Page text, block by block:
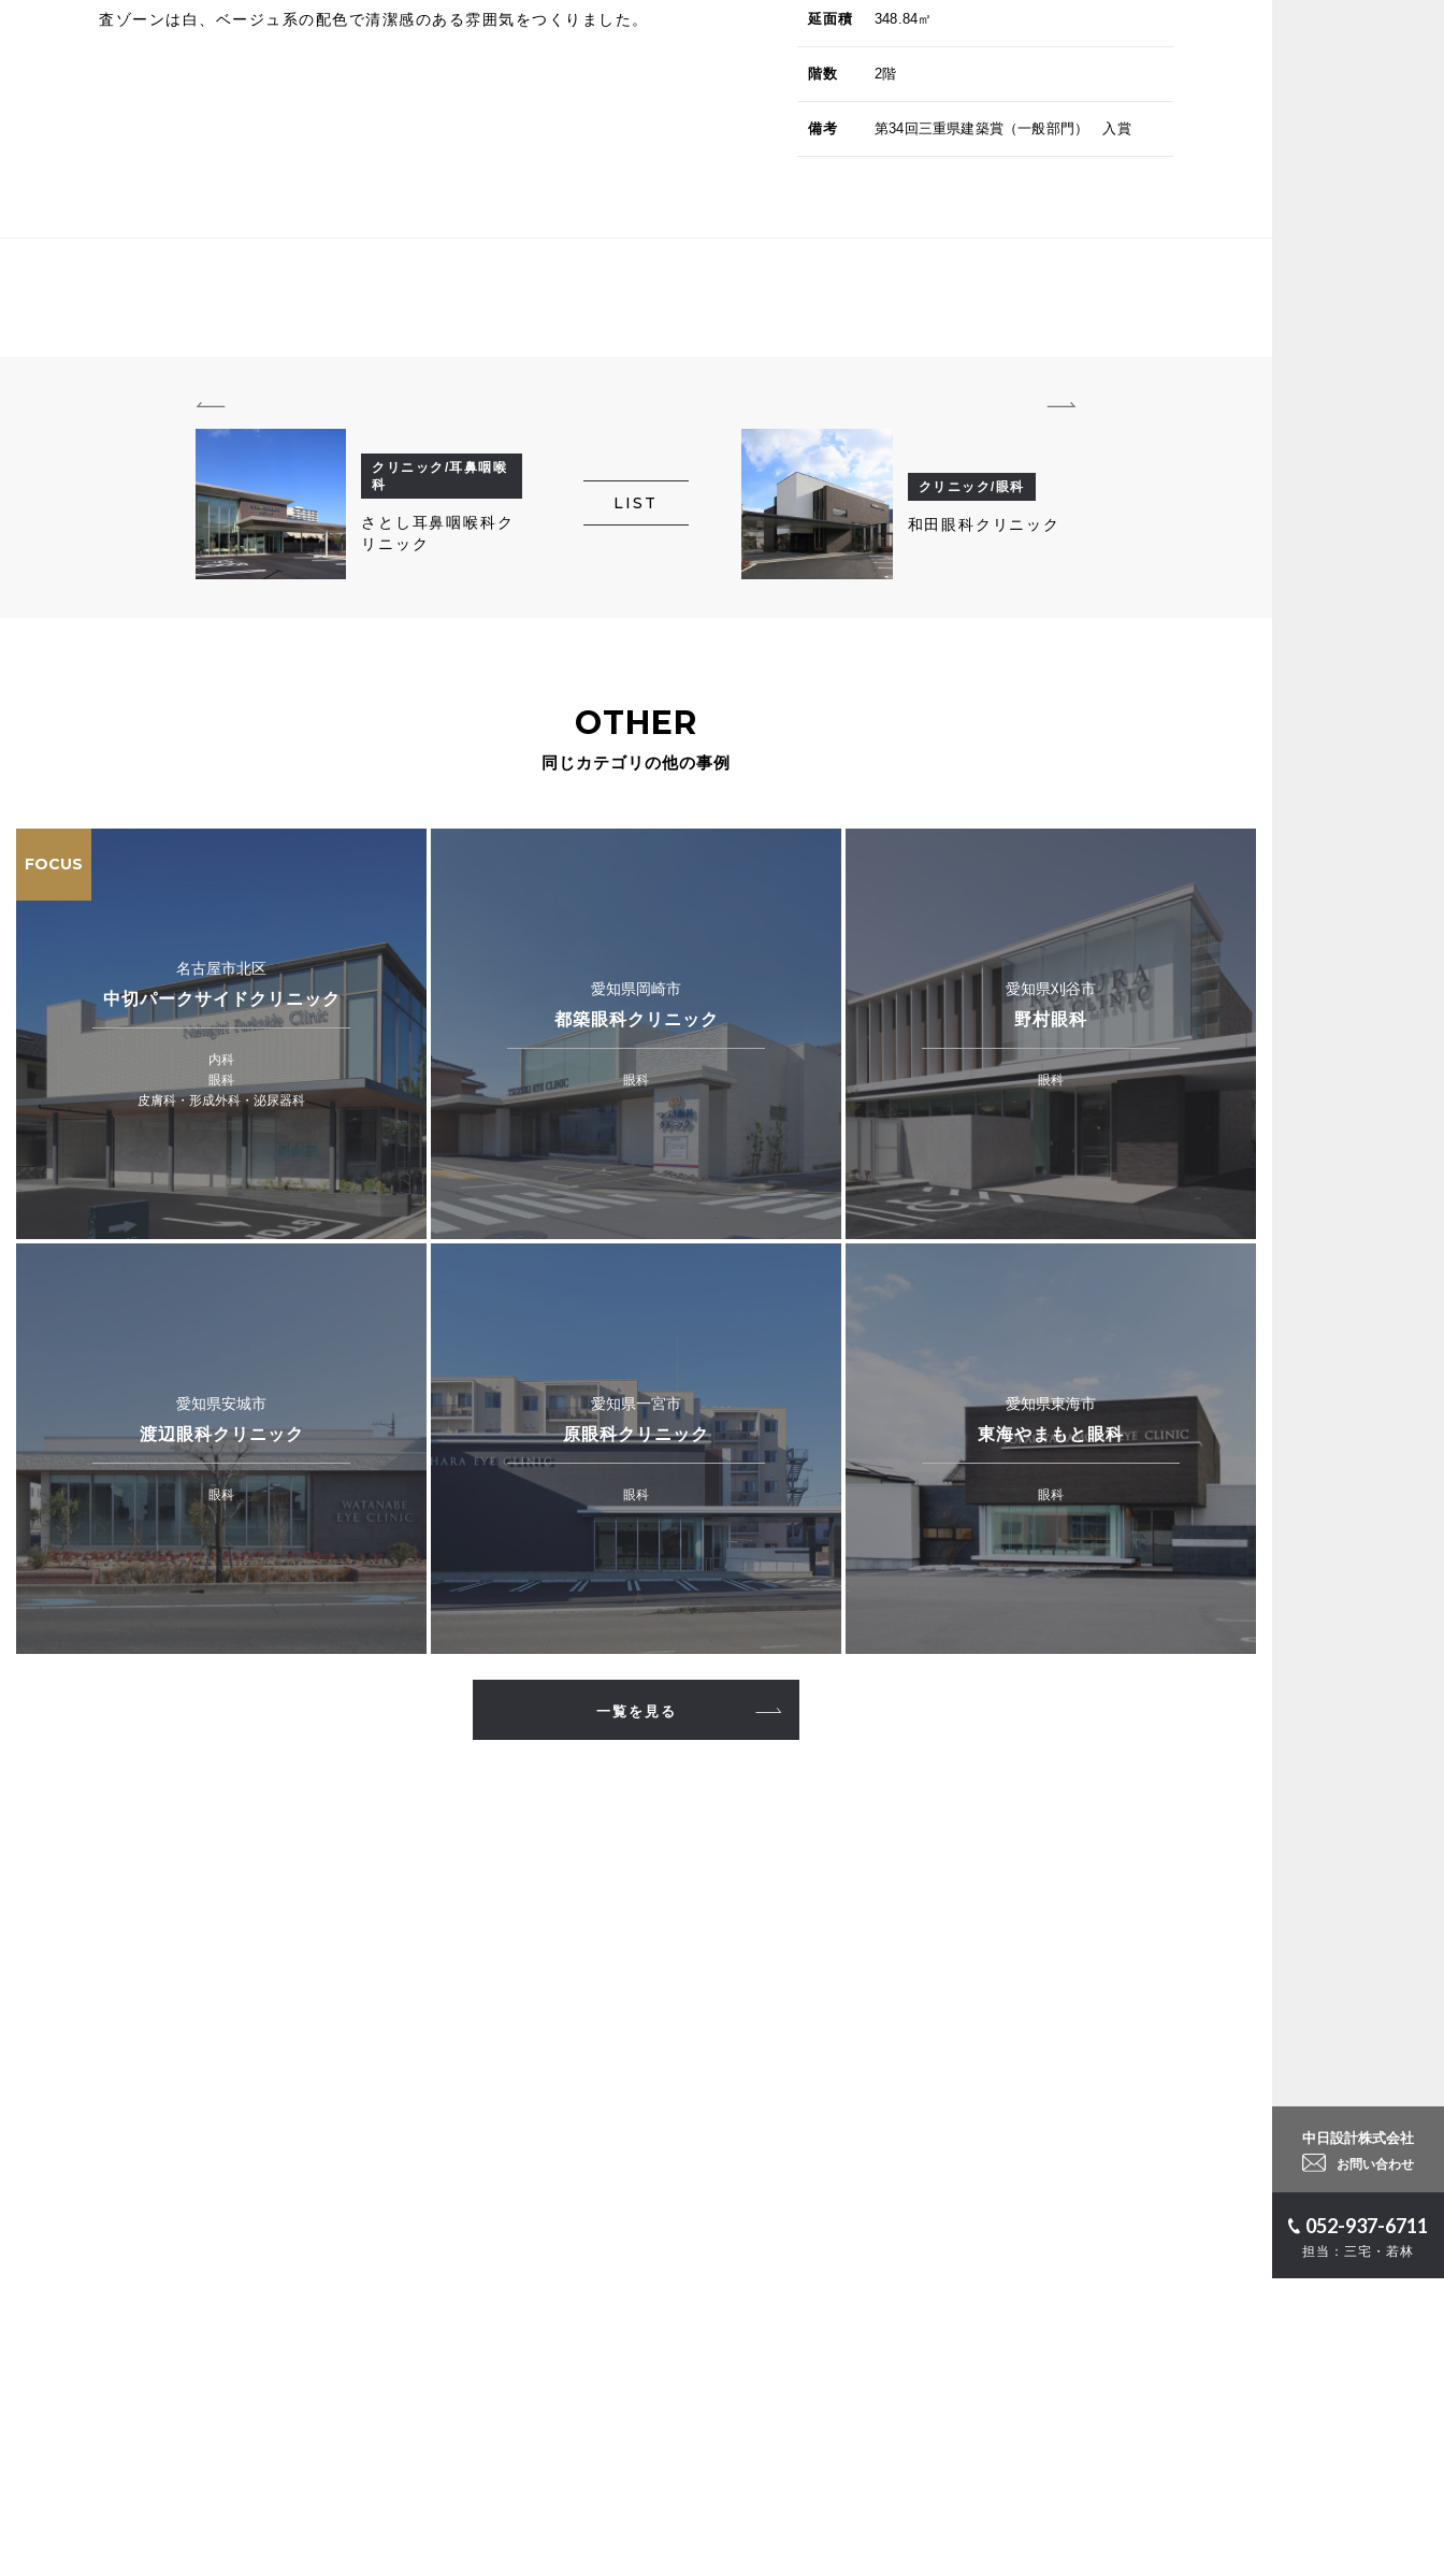
中日設計株式会社
お問い合わせ
052-937-6711
担当：三宅・若林
査ゾーンは白、ベージュ系の配色で清潔感のある雰囲気をつくりました。
延面積 348.84㎡
階数 2階
備考 第34回三重県建築賞（一般部門） 入賞
クリニック/耳鼻咽喉
科
さとし耳鼻咽喉科ク
リニック
LIST
クリニック/眼科
和田眼科クリニック
OTHER
同じカテゴリの他の事例
FOCUS
名古屋市北区
中切パークサイドクリニック
内科
眼科
皮膚科・形成外科・泌尿器科
愛知県岡崎市
都築眼科クリニック
眼科
愛知県刈谷市
野村眼科
眼科
愛知県安城市
渡辺眼科クリニック
眼科
愛知県一宮市
原眼科クリニック
眼科
愛知県東海市
東海やまもと眼科
眼科
一覧を見る